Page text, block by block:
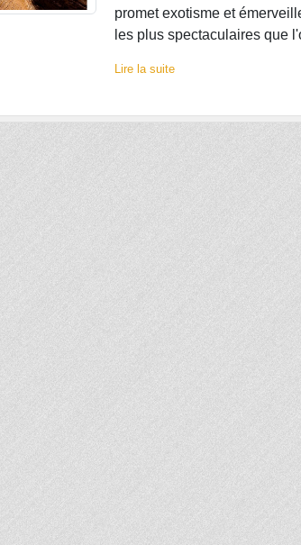
promet exotisme et
les plus spectaculaires que
Lire la suite